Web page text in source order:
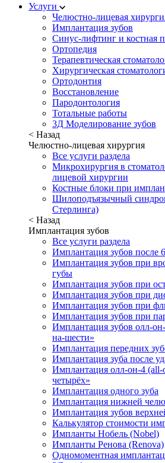
Услуги
Челюстно-лицевая
Имплантация зубов
Синус-лифтинг и костная
Ортопедия
Терапевтическая
Хирургическая
Ортодонтия
Восстановление
Пародонтология
Тотальные работы
3Д Моделирование зубов
< Назад
Челюстно-лицевая хирургия
Все услуги раздела
Микрохирургия в
лицевой хирургии
Костные блоки при
Шилоподъязычный
Стерлинга)
< Назад
Имплантация зубов
Все услуги раздела
Имплантация зубов после
Имплантация зубов при
губы
Имплантация зубов при
Имплантация зубов при
Имплантация зубов при
Имплантация зубов при
Имплантация зубов олл-
на-шести»
Имплантация передних
Имплантация зуба после
Имплантация олл-он-4 (all-
четырёх»
Имплантация одного зуба
Имплантация нижней
Имплантация зубов
Калькулятор стоимости
Импланты Нобель (Nobel)
Импланты Ренова (Renova)
Одномоментная